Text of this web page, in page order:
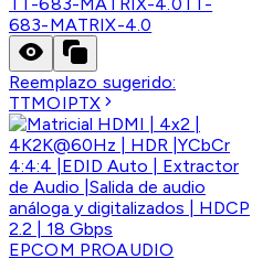
TT-683-MATRIX-4.0TT-
683-MATRIX-4.0
Reemplazo sugerido:
TTMOIPTX
EPCOM PROAUDIO